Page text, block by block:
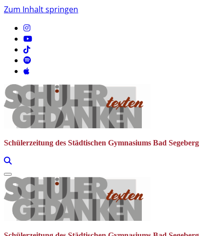
Zum Inhalt springen
Schülerzeitung des Städtischen Gymnasiums Bad Segeberg